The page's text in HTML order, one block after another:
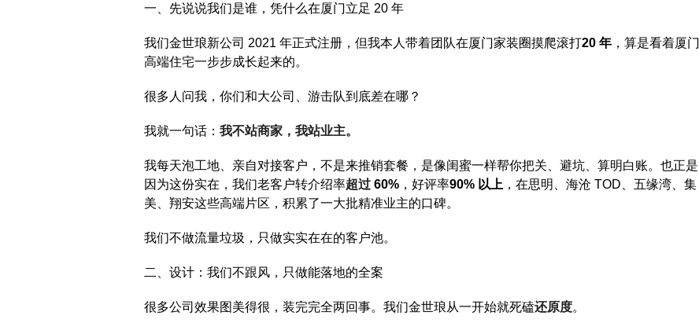
一、先说说我们是谁，凭什么在厦门立足 20 年
我们金世琅新公司 2021 年正式注册，但我本人带着团队在厦门家装圈摸爬滚打20 年 ，算是看着厦门
高端住宅一步步成长起来的。
很多人问我，你们和大公司、游击队到底差在哪？
我就一句话： 我不站商家，我站业主。
我每天泡工地、亲自对接客户，不是来推销套餐，是像闺蜜一样帮你把关、避坑、算明白账。也正是
因为这份实在，我们老客户转介绍率超过 60% ，好评率90% 以上 ，在思明、海沧 TOD 、五缘湾、集
美、翔安这些高端片区，积累了一大批精准业主的口碑。
我们不做流量垃圾，只做实实在在的客户池。
二、设计：我们不跟风，只做能落地的全案
很多公司效果图美得很，装完完全两回事。我们金世琅从一开始就死磕还原度。